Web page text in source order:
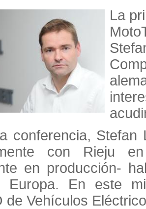
La
conferencia,
con Rieju
en producción-
Europa. En este
de Vehículos